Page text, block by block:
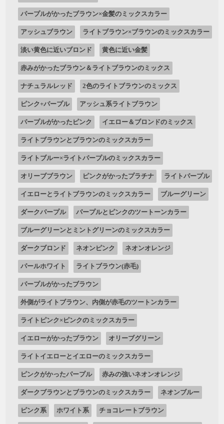
パープルがかったブラウン×金髪のミックスカラー
アッシュブラウン ライトブラウン×ブラウンのミックスカラー
淡い黄色に近いブロンド 黄色に近い金髪
赤みがかったブラウン＆ライトブラウンのミックス
ナチュラルレッド 2色のライトブラウンのミックス
ピンク+パープル アッシュ系ライトブラウン
パープルがかったピンク イエロー＆ブロンドのミックス
ライトブラウンとブラウンのミックスカラー
ライトブルー×ライトパープルのミックスカラー
オリーブブラウン ピンクがかったプラチナ ライトパープル
イエローとライトブラウンのミックスカラー ブルーグリーン
ダークパープル パープルとピンクのツートーンカラー
ブルーグリーンとミントグリーンのミックスカラー
ダークブロンド ネオンピンク ネオンオレンジ
パールホワイト ライトブラウン(赤毛)
パープルがかったブラウン
外側がライトブラウン、内側が赤毛のツートンカラー
ライトピンク×ピンクのミックスカラー
イエローがかったブラウン オリーブグリーン
ライトイエローとイエローのミックスカラー
ピンクがかったパープル 赤みの強いネオンオレンジ
ダークブラウンとブラウンのミックスカラー ネオンブルー
ピンク系 ホワイト系 チョコレートブラウン